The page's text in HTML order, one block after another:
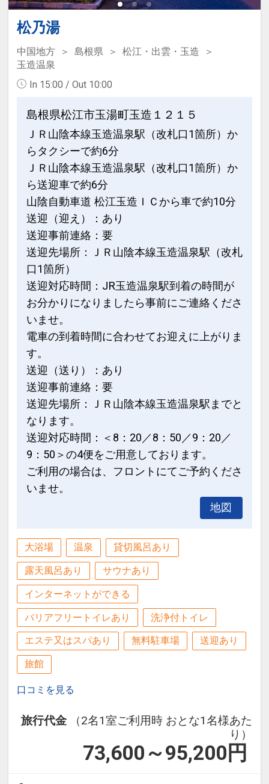
・数奇屋風和室【吉祥】
・和室１０畳
となっております。
設定期間：2024年6月25日～2027年1月
31日
インターネットコース番号：DP-2-
200000006496
松乃湯
中国地方 島根県
松江・出雲・玉造
玉造温泉
In 15:00 / Out 10:00
島根県松江市玉湯町玉造１２１５
ＪＲ山陰本線玉造温泉駅（改札口1箇所）か
らタクシーで約6分
ＪＲ山陰本線玉造温泉駅（改札口1箇所）か
ら送迎車で約6分
山陰自動車道 松江玉造ＩＣから車で約10分
送迎（迎え）：あり
送迎事前連絡：要
送迎先場所：ＪＲ山陰本線玉造温泉駅（改札
口1箇所）
送迎対応時間：JR玉造温泉駅到着の時間が
お分かりになりましたら事前にご連絡くださ
いませ。
電車の到着時間に合わせてお迎えに上がりま
す。
送迎（送り）：あり
送迎事前連絡：要
送迎先場所：ＪＲ山陰本線玉造温泉駅までと
なります。
送迎対応時間：＜8：20／8：50／9：20／
9：50＞の4便をご用意しております。
ご利用の場合は、フロントにてご予約くださ
いませ。
地図
大浴場 温泉 貸切風呂あり
露天風呂あり サウナあり
インターネットができる
バリアフリートイレあり 洗浄付トイレ
エステ又はスパあり 無料駐車場 送迎あり
旅館
口コミを見る
旅行代金
（2名1室ご利用時 おとな1名様あた
り）
73,600～95,200 円